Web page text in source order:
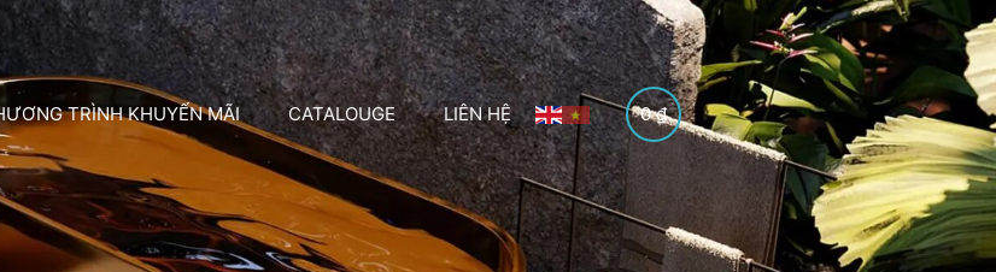
TRÌNH KHUYẾN MÃI CATALOUGE LIÊN HỆ 0₫